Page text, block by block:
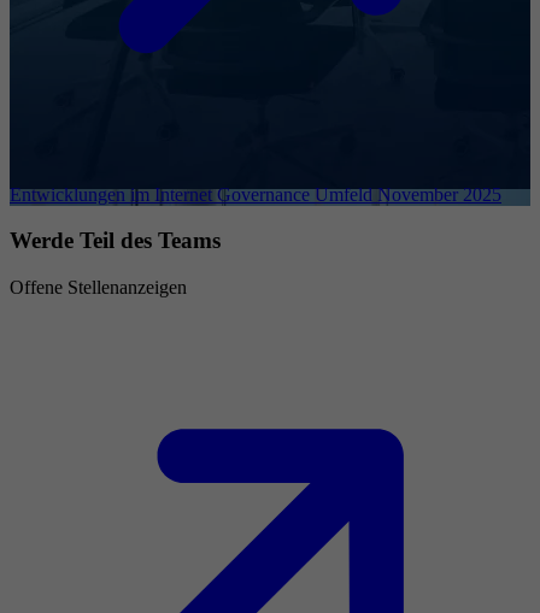
Entwicklungen im Internet Governance Umfeld November 2025
Werde Teil des Teams
Offene Stellenanzeigen